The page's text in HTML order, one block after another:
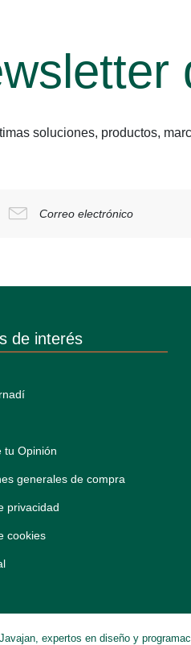
soluciones, productos,
Correo electrónico
de interés
tu Opinión
generales de compra
privacidad
cookies
expertos en diseño y